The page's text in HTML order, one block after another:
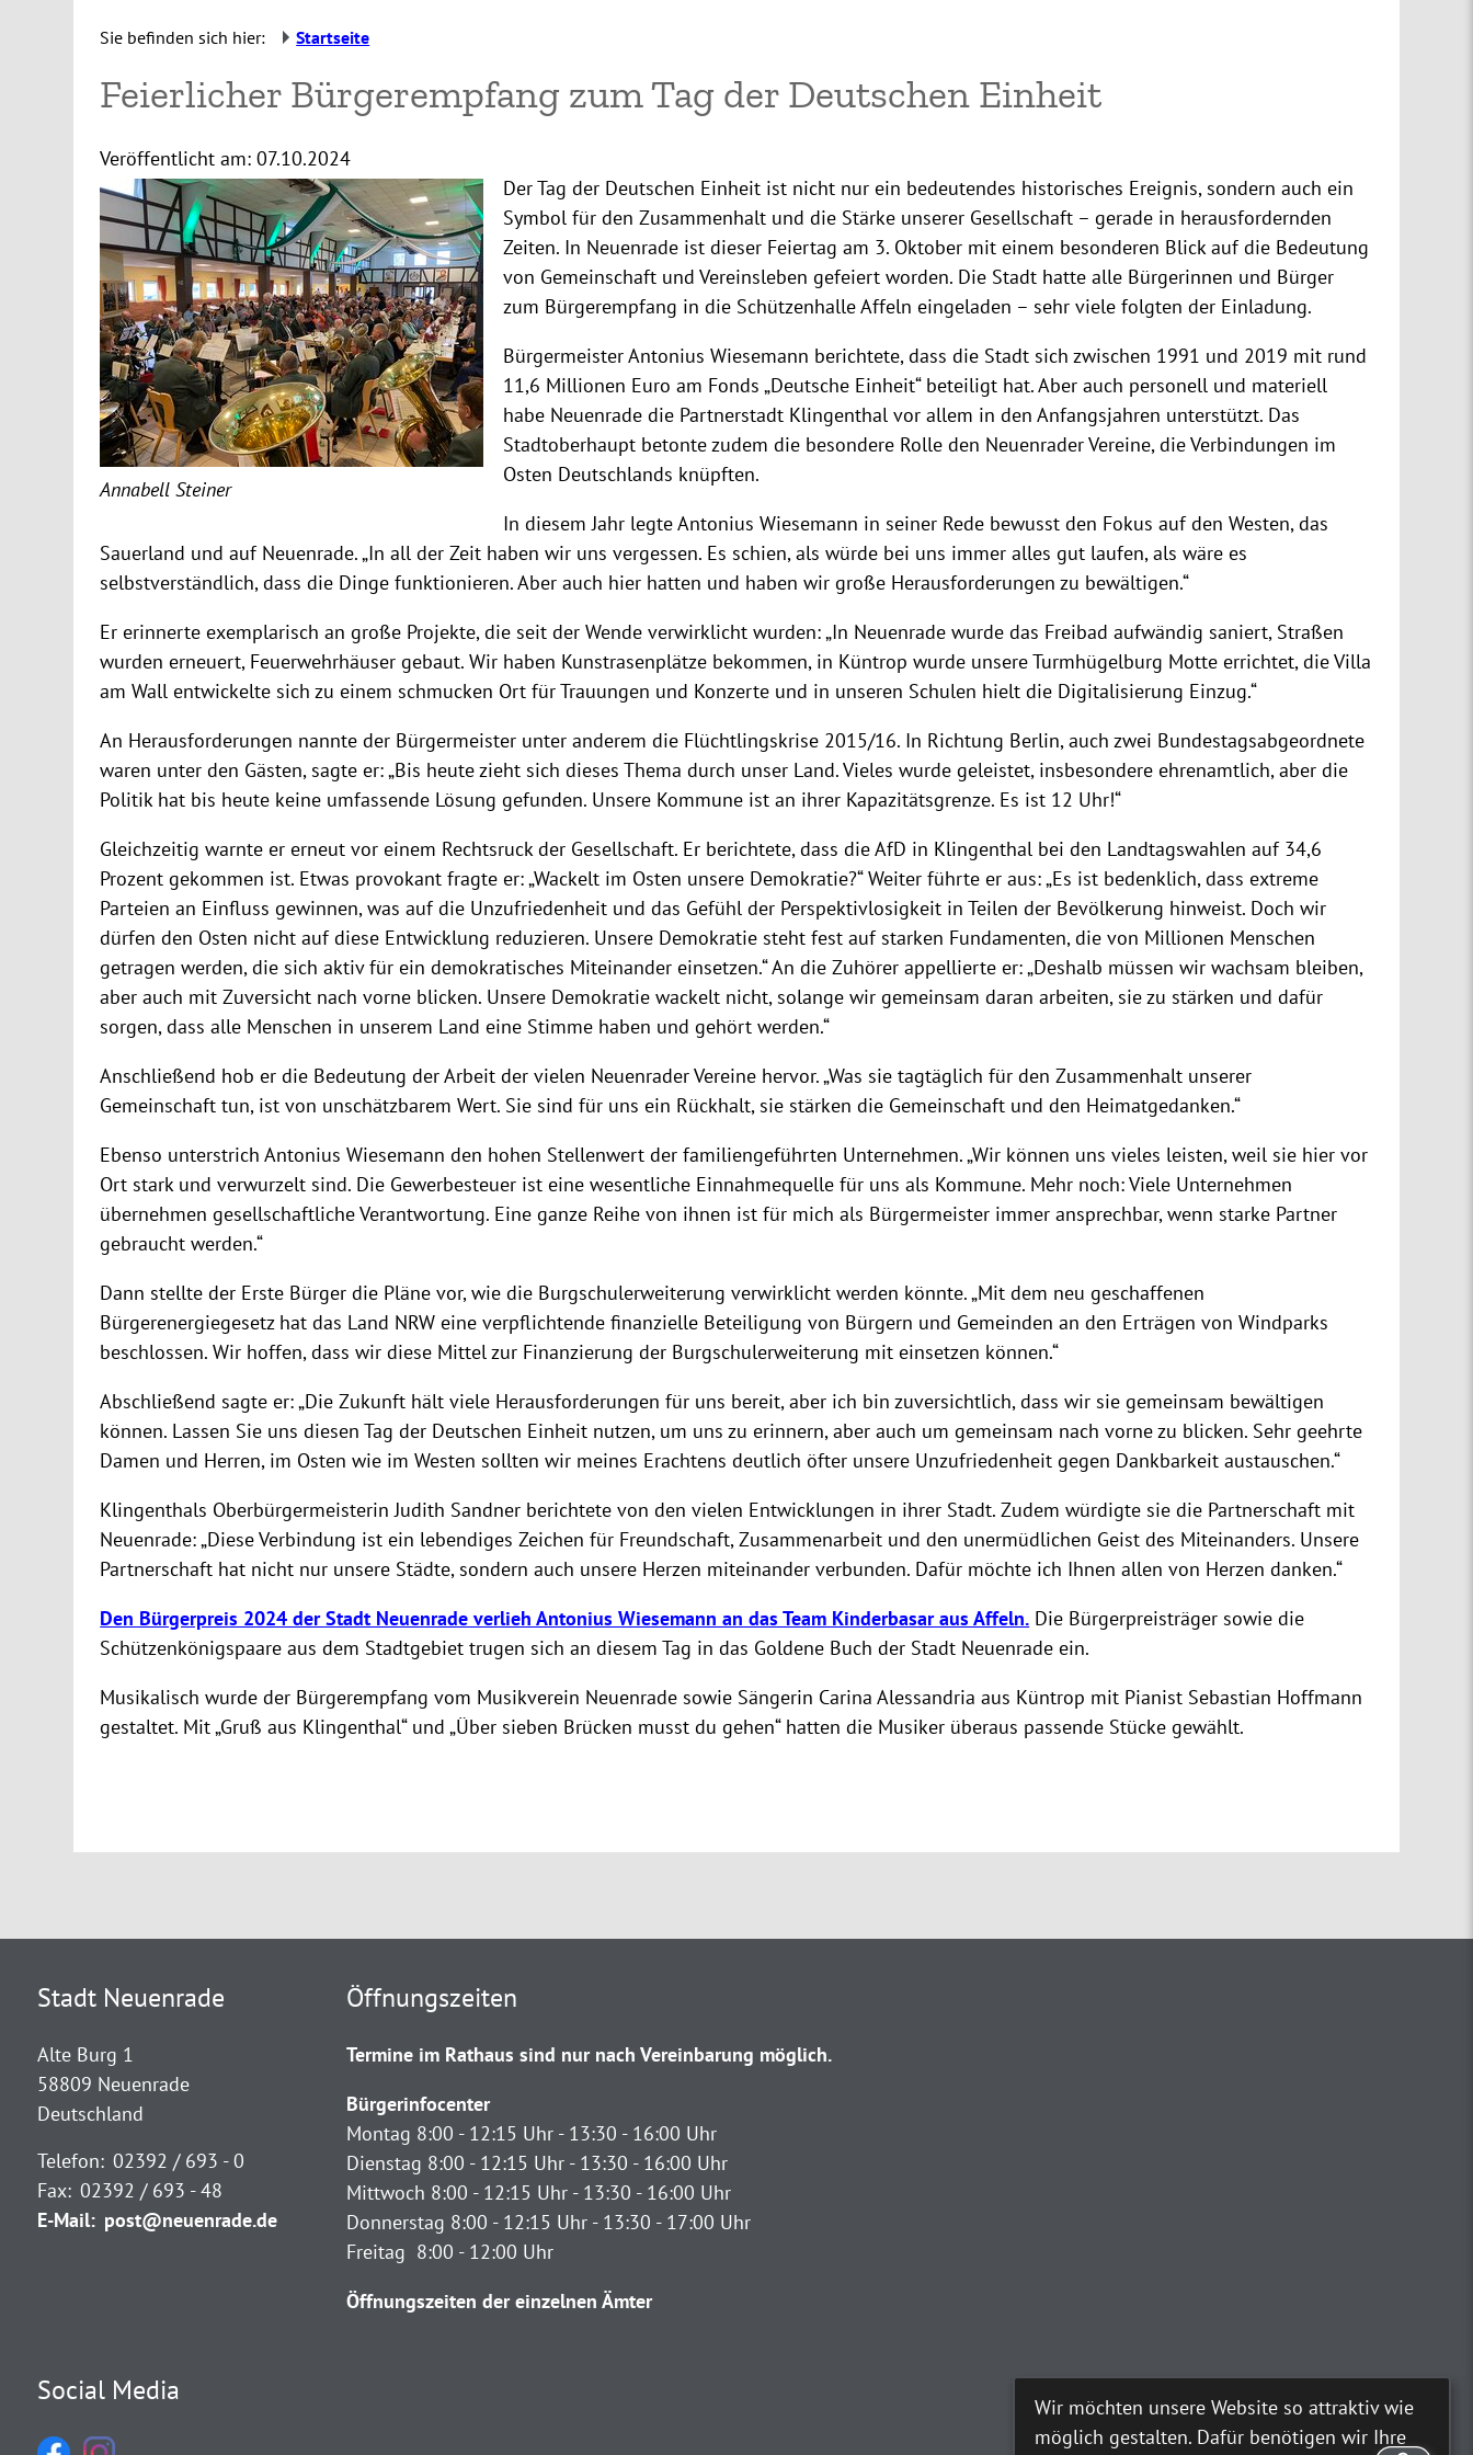
Sie befinden sich hier: Startseite
Feierlicher Bürgerempfang zum Tag der Deutschen Einheit
Veröffentlicht am: 07.10.2024
Annabell Steiner
Der Tag der Deutschen Einheit ist nicht nur ein bedeutendes historisches Ereignis, sondern auch ein
Symbol für den Zusammenhalt und die Stärke unserer Gesellschaft – gerade in herausfordernden
Zeiten. In Neuenrade ist dieser Feiertag am 3. Oktober mit einem besonderen Blick auf die Bedeutung
von Gemeinschaft und Vereinsleben gefeiert worden. Die Stadt hatte alle Bürgerinnen und Bürger
zum Bürgerempfang in die Schützenhalle Affeln eingeladen – sehr viele folgten der Einladung.
Bürgermeister Antonius Wiesemann berichtete, dass die Stadt sich zwischen 1991 und 2019 mit rund
11,6 Millionen Euro am Fonds „Deutsche Einheit“ beteiligt hat. Aber auch personell und materiell
habe Neuenrade die Partnerstadt Klingenthal vor allem in den Anfangsjahren unterstützt. Das
Stadtoberhaupt betonte zudem die besondere Rolle den Neuenrader Vereine, die Verbindungen im
Osten Deutschlands knüpften.
In diesem Jahr legte Antonius Wiesemann in seiner Rede bewusst den Fokus auf den Westen, das
Sauerland und auf Neuenrade. „In all der Zeit haben wir uns vergessen. Es schien, als würde bei uns immer alles gut laufen, als wäre es
selbstverständlich, dass die Dinge funktionieren. Aber auch hier hatten und haben wir große Herausforderungen zu bewältigen.“
Er erinnerte exemplarisch an große Projekte, die seit der Wende verwirklicht wurden: „In Neuenrade wurde das Freibad aufwändig saniert, Straßen
wurden erneuert, Feuerwehrhäuser gebaut. Wir haben Kunstrasenplätze bekommen, in Küntrop wurde unsere Turmhügelburg Motte errichtet, die Villa
am Wall entwickelte sich zu einem schmucken Ort für Trauungen und Konzerte und in unseren Schulen hielt die Digitalisierung Einzug.“
An Herausforderungen nannte der Bürgermeister unter anderem die Flüchtlingskrise 2015/16. In Richtung Berlin, auch zwei Bundestagsabgeordnete
waren unter den Gästen, sagte er: „Bis heute zieht sich dieses Thema durch unser Land. Vieles wurde geleistet, insbesondere ehrenamtlich, aber die
Politik hat bis heute keine umfassende Lösung gefunden. Unsere Kommune ist an ihrer Kapazitätsgrenze. Es ist 12 Uhr!“
Gleichzeitig warnte er erneut vor einem Rechtsruck der Gesellschaft. Er berichtete, dass die AfD in Klingenthal bei den Landtagswahlen auf 34,6
Prozent gekommen ist. Etwas provokant fragte er: „Wackelt im Osten unsere Demokratie?“ Weiter führte er aus: „Es ist bedenklich, dass extreme
Parteien an Einfluss gewinnen, was auf die Unzufriedenheit und das Gefühl der Perspektivlosigkeit in Teilen der Bevölkerung hinweist. Doch wir
dürfen den Osten nicht auf diese Entwicklung reduzieren. Unsere Demokratie steht fest auf starken Fundamenten, die von Millionen Menschen
getragen werden, die sich aktiv für ein demokratisches Miteinander einsetzen.“ An die Zuhörer appellierte er: „Deshalb müssen wir wachsam bleiben,
aber auch mit Zuversicht nach vorne blicken. Unsere Demokratie wackelt nicht, solange wir gemeinsam daran arbeiten, sie zu stärken und dafür
sorgen, dass alle Menschen in unserem Land eine Stimme haben und gehört werden.“
Anschließend hob er die Bedeutung der Arbeit der vielen Neuenrader Vereine hervor. „Was sie tagtäglich für den Zusammenhalt unserer
Gemeinschaft tun, ist von unschätzbarem Wert. Sie sind für uns ein Rückhalt, sie stärken die Gemeinschaft und den Heimatgedanken.“
Ebenso unterstrich Antonius Wiesemann den hohen Stellenwert der familiengeführten Unternehmen. „Wir können uns vieles leisten, weil sie hier vor
Ort stark und verwurzelt sind. Die Gewerbesteuer ist eine wesentliche Einnahmequelle für uns als Kommune. Mehr noch: Viele Unternehmen
übernehmen gesellschaftliche Verantwortung. Eine ganze Reihe von ihnen ist für mich als Bürgermeister immer ansprechbar, wenn starke Partner
gebraucht werden.“
Dann stellte der Erste Bürger die Pläne vor, wie die Burgschulerweiterung verwirklicht werden könnte. „Mit dem neu geschaffenen
Bürgerenergiegesetz hat das Land NRW eine verpflichtende finanzielle Beteiligung von Bürgern und Gemeinden an den Erträgen von Windparks
beschlossen. Wir hoffen, dass wir diese Mittel zur Finanzierung der Burgschulerweiterung mit einsetzen können.“
Abschließend sagte er: „Die Zukunft hält viele Herausforderungen für uns bereit, aber ich bin zuversichtlich, dass wir sie gemeinsam bewältigen
können. Lassen Sie uns diesen Tag der Deutschen Einheit nutzen, um uns zu erinnern, aber auch um gemeinsam nach vorne zu blicken. Sehr geehrte
Damen und Herren, im Osten wie im Westen sollten wir meines Erachtens deutlich öfter unsere Unzufriedenheit gegen Dankbarkeit austauschen.“
Klingenthals Oberbürgermeisterin Judith Sandner berichtete von den vielen Entwicklungen in ihrer Stadt. Zudem würdigte sie die Partnerschaft mit
Neuenrade: „Diese Verbindung ist ein lebendiges Zeichen für Freundschaft, Zusammenarbeit und den unermüdlichen Geist des Miteinanders. Unsere
Partnerschaft hat nicht nur unsere Städte, sondern auch unsere Herzen miteinander verbunden. Dafür möchte ich Ihnen allen von Herzen danken.“
Den Bürgerpreis 2024 der Stadt Neuenrade verlieh Antonius Wiesemann an das Team Kinderbasar aus Affeln. Die Bürgerpreisträger sowie die
Schützenkönigspaare aus dem Stadtgebiet trugen sich an diesem Tag in das Goldene Buch der Stadt Neuenrade ein.
Musikalisch wurde der Bürgerempfang vom Musikverein Neuenrade sowie Sängerin Carina Alessandria aus Küntrop mit Pianist Sebastian Hoffmann
gestaltet. Mit „Gruß aus Klingenthal“ und „Über sieben Brücken musst du gehen“ hatten die Musiker überaus passende Stücke gewählt.
Stadt Neuenrade
Alte Burg 1
58809 Neuenrade
Deutschland
Telefon: 02392 / 693 - 0
Fax: 02392 / 693 - 48
E-Mail: post@neuenrade.de
Öffnungszeiten
Termine im Rathaus sind nur nach Vereinbarung möglich.
Bürgerinfocenter
Montag 8:00 - 12:15 Uhr - 13:30 - 16:00 Uhr
Dienstag 8:00 - 12:15 Uhr - 13:30 - 16:00 Uhr
Mittwoch 8:00 - 12:15 Uhr - 13:30 - 16:00 Uhr
Donnerstag 8:00 - 12:15 Uhr - 13:30 - 17:00 Uhr
Freitag 8:00 - 12:00 Uhr
Öffnungszeiten der einzelnen Ämter
Social Media
Wir möchten unsere Website so attraktiv wie
möglich gestalten. Dafür benötigen wir Ihre